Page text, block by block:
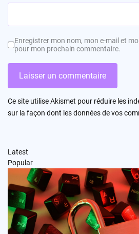
Enregistrer mon nom, mon e-mail et
pour mon prochain commentaire.
Ce site utilise Akismet pour réduire les
sur la façon dont les données de vos
Latest
Popular